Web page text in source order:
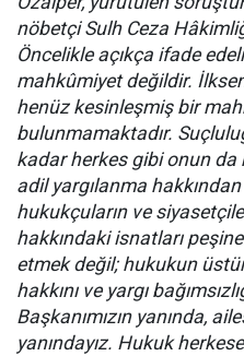
nöbetçi Sulh Ceza
Öncelikle açıkça ifade
mahkûmiyet değildir.
henüz kesinleşmiş bir
bulunmamaktadır.
kadar herkes gibi onun
adil yargılanma
hukukçuların ve
hakkındaki isnatları
etmek değil; hukukun
hakkını ve yargı
Başkanımızın yanında,
yanındayız. Hukuk